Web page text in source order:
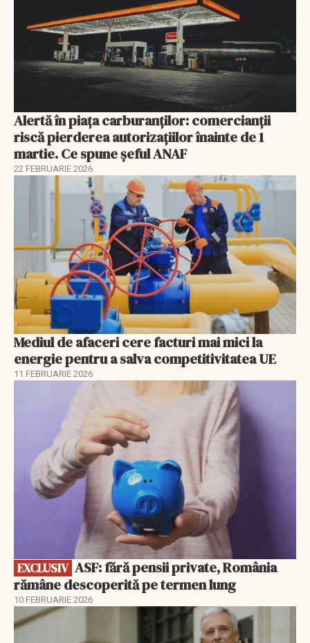
Alertă în piața carburanților: comercianții
riscă pierderea autorizațiilor înainte de 1
martie. Ce spune șeful ANAF
22 FEBRUARIE 2026
Mediul de afaceri cere facturi mai mici la
energie pentru a salva competitivitatea UE
11 FEBRUARIE 2026
EXCLUSIV
rămâne descoperită pe termen lung
10 FEBRUARIE 2026